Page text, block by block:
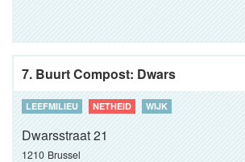
7. Buurt Compost: Dwars
LEEFMILIEU NETHEID WIJK
Dwarsstraat 21
1210 Brussel